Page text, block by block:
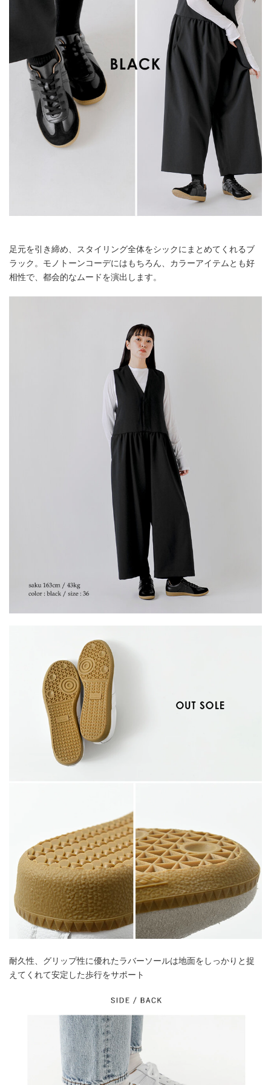
足元を引き締め、スタイリング全体をシックにまとめてくれるブ
ラック。モノトーンコーデにはもちろん、カラーアイテムとも好
相性で、都会的なムードを演出します。
耐久性、グリップ性に優れたラバーソールは地面をしっかりと捉
えてくれて安定した歩行をサポート